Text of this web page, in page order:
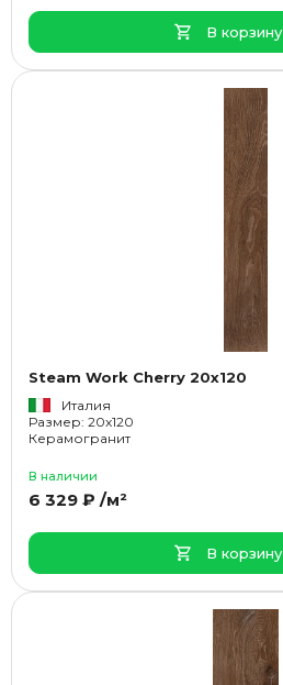
В корзину
Steam Work Cherry 20x120
Италия
Размер: 20x120
Керамогранит
В наличии
6 329 ₽ /м²
В корзину